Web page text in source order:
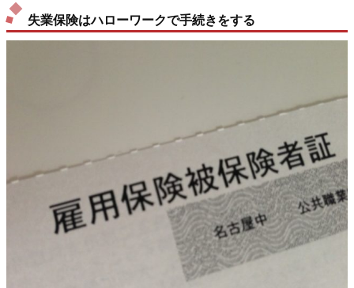
失業保険はハローワークで手続きをする